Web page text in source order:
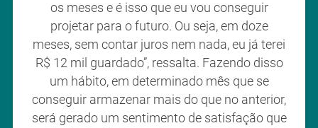
os meses e é isso que eu vou conseguir
projetar para o futuro. Ou seja, em doze
meses, sem contar juros nem nada, eu já terei
R$ 12 mil guardado”, ressalta. Fazendo disso
um hábito, em determinado mês que se
conseguir armazenar mais do que no anterior,
será gerado um sentimento de satisfação que